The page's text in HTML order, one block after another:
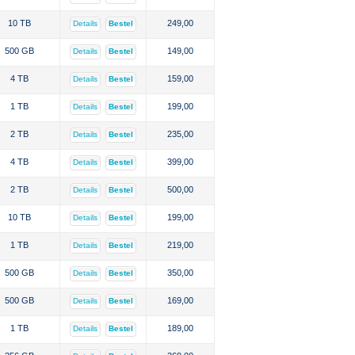
10 TB Details Bestel 249,00
500 GB Details Bestel 149,00
4 TB Details Bestel 159,00
1 TB Details Bestel 199,00
2 TB Details Bestel 235,00
4 TB Details Bestel 399,00
2 TB Details Bestel 500,00
10 TB Details Bestel 199,00
1 TB Details Bestel 219,00
500 GB Details Bestel 350,00
500 GB Details Bestel 169,00
1 TB Details Bestel 189,00